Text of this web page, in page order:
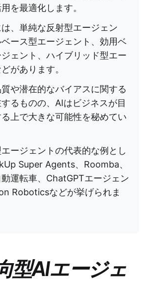
を最適化します。
、単純な反射型エージェン
ベース型エージェント、効用ベ
ェント、ハイブリッド型エー
があります。
や潜在的なバイアスに関する
るものの、AIはビジネスが目
上で大きな可能性を秘めてい
ージェントの代表的な例とし
Super Agents、Roomba、
運転車、ChatGPTエージェン
Roboticsなどが挙げられま
型AIエージェ